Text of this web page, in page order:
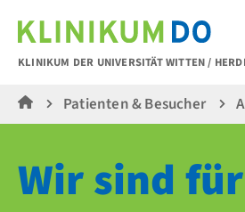
KLINIKUM DER UNIVERSITÄT WITTEN /
Patienten & Besucher
Wir sind